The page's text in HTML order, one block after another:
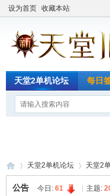
设为首页 收藏本站
天堂2单机论坛 每日
天堂2单机论坛 天堂2
公告 今日: 61 主题: